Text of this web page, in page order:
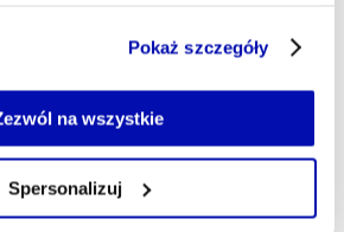
zgody na zapisywanie plików cookie,
swoimi uprawnieniami, np. we
internetowej lub po wybraniu opcji
Pokaż szczegóły
na wszystkie
Spersonalizuj
wykorzystanie
wzrosła o 1813 proc., z czego
brutalne treści. Coraz
się także materiały z
w wieku 3–6 lat, które nie
są proszone o udział.